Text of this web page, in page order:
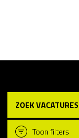
ZOEK VACATURES
Toon filters